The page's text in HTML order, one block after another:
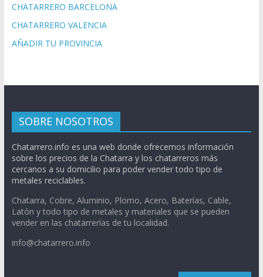
CHATARRERO BARCELONA
CHATARRERO VALENCIA
AÑADIR TU PROVINCIA
SOBRE NOSOTROS
Chatarrero.info es una web donde ofrecemos información
sobre los precios de la Chatarra y los chatarreros más
cercanos a su domicilio para poder vender todo tipo de
metales reciclables.
Chatarra, Cobre, Aluminio, Plomo, Acero, Baterías, Cable,
Latón y todo tipo de metales y materiales que se pueden
vender en las chatarrerías de tu localidad.
info@chatarrero.info